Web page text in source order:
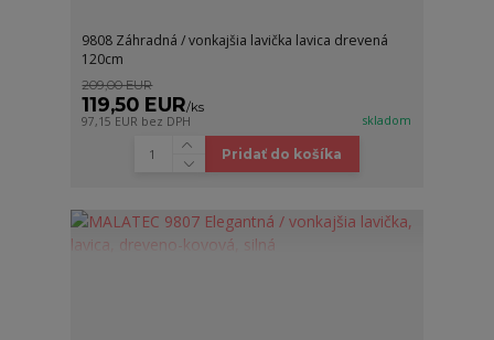
9808 Záhradná / vonkajšia lavička lavica drevená
120cm
209,00 EUR
119,50 EUR/ks
97,15 EUR bez DPH skladom
Pridať do košíka